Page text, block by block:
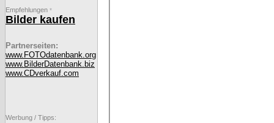
Empfehlungen *
Bilder kaufen
Partnerseiten:
www.FOTOdatenbank.org
www.BilderDatenbank.biz
www.CDverkauf.com
Werbung / Tipps: